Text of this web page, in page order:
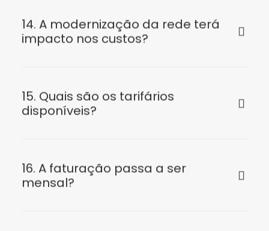
14. A modernização da rede terá
impacto nos custos?
15. Quais são os tarifários
disponíveis?
16. A faturação passa a ser
mensal?